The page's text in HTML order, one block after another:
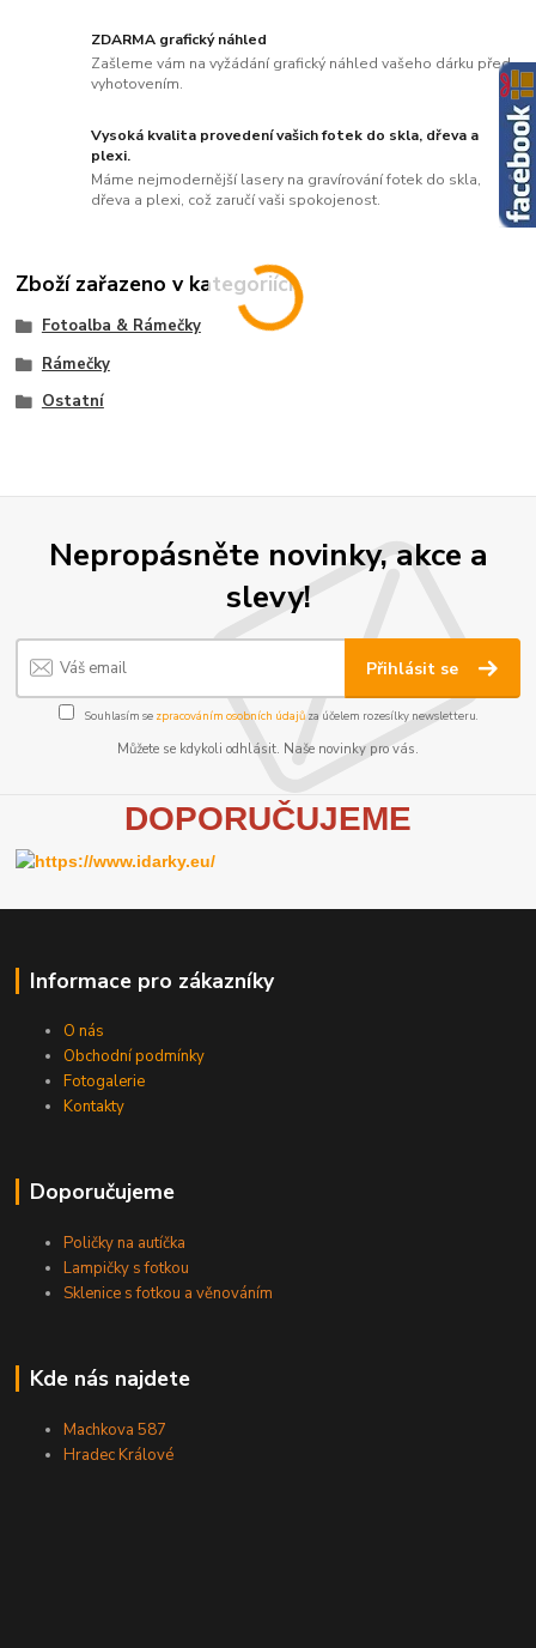
ZDARMA grafický náhled
Zašleme vám na vyžádání grafický náhled vašeho dárku před
vyhotovením.
Vysoká kvalita provedení vašich fotek do skla, dřeva a
plexi.
Máme nejmodernější lasery na gravírování fotek do skla,
dřeva a plexi, což zaručí vaši spokojenost.
Zboží zařazeno v kategoriích
Fotoalba & Rámečky
Rámečky
Ostatní
Nepropásněte novinky, akce a
slevy!
Přihlásit se
Souhlasím se zpracováním osobních údajůza účelem rozesílky newsletteru.
Můžete se kdykoli odhlásit. Naše novinky pro vás.
DOPORUČUJEME
Informace pro zákazníky
O nás
Obchodní podmínky
Fotogalerie
Kontakty
Doporučujeme
Poličky na autíčka
Lampičky s fotkou
Sklenice s fotkou a věnováním
Kde nás najdete
Machkova 587
Hradec Králové